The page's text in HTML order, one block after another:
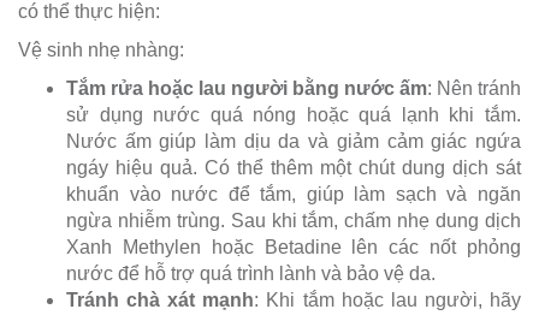
có thể thực hiện:
Vệ sinh nhẹ nhàng:
Tắm rửa hoặc lau người bằng nước ấm: Nên tránh
sử dụng nước quá nóng hoặc quá lạnh khi tắm.
Nước ấm giúp làm dịu da và giảm cảm giác ngứa
ngáy hiệu quả. Có thể thêm một chút dung dịch sát
khuẩn vào nước để tắm, giúp làm sạch và ngăn
ngừa nhiễm trùng. Sau khi tắm, chấm nhẹ dung dịch
Xanh Methylen hoặc Betadine lên các nốt phỏng
nước để hỗ trợ quá trình lành và bảo vệ da.
Tránh chà xát mạnh: Khi tắm hoặc lau người, hãy